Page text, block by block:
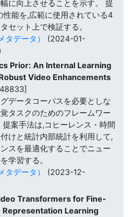
に向上させることを示す。 提
性能を,広範に使用されている4
セット上で検証する。
タデータ）
(2024-01-
Prior: An Internal Learning
Video Enhancements
データコーパスを必要としな
タスクのためのフレームワー
提案手法は,コヒーレンス・時間
けと統計内部統計を利用して,
スを最適化することでニュー
学習する。
タデータ）
(2023-12-
Transformers for Fine-
Representation Learning